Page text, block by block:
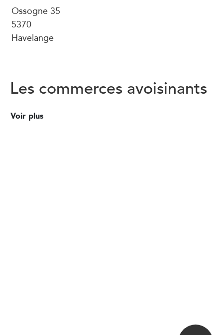
Ossogne 35
5370
Havelange
Les commerces avoisinants
Voir plus